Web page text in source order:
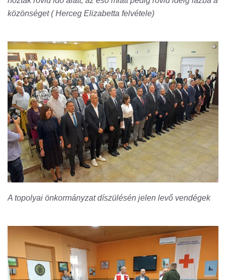
közönséget ( Herceg Elizabetta felvétele)
A topolyai önkormányzat díszülésén jelen levő vendégek